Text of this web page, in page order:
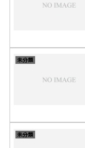
未分類
未分類